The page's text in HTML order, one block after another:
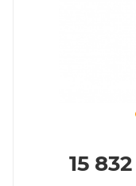
15 832